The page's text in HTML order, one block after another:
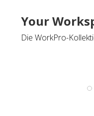
Your
Die WorkPro-